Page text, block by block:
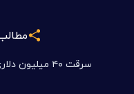
سرقت ۴۰